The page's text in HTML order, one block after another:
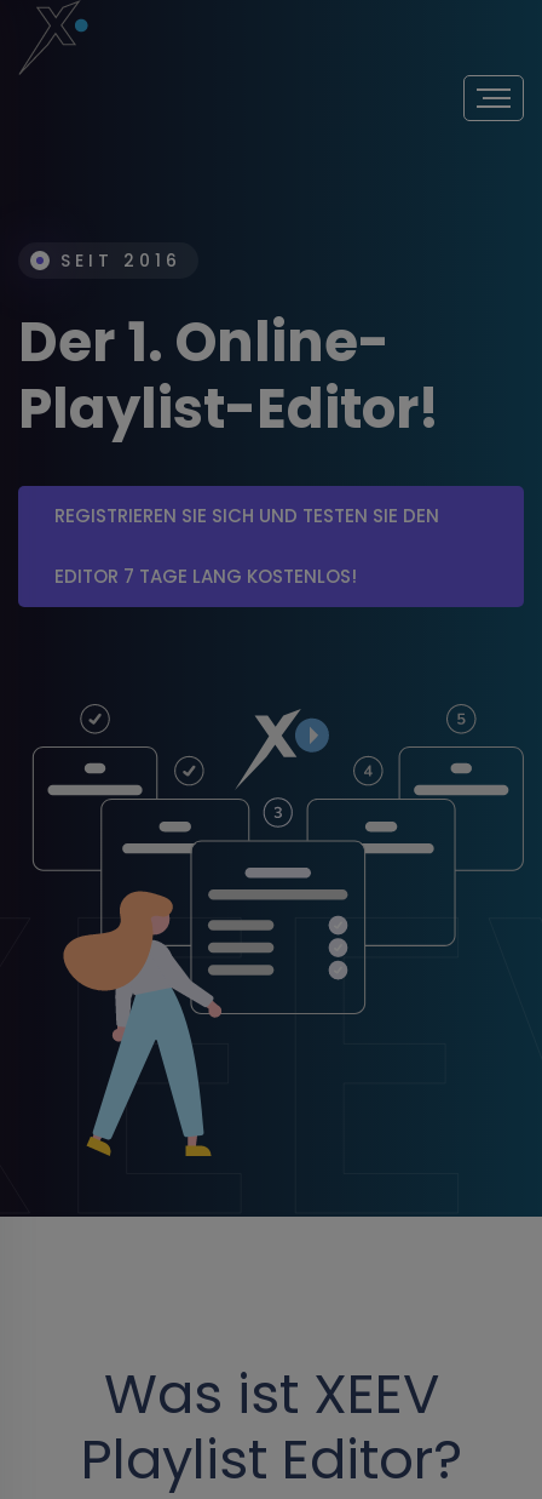
SEIT 2016
Der 1. Online-
Playlist-Editor!
REGISTRIEREN SIE SICH UND TESTEN SIE DEN
EDITOR 7 TAGE LANG KOSTENLOS!
Was ist XEEV
Playlist Editor?